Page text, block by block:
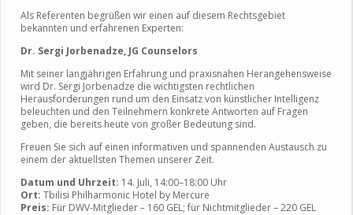
Als Referenten begrüßen wir einen auf diesem Rechtsgebiet
bekannten und erfahrenen Experten:
Dr. Sergi Jorbenadze, JG Counselors
Mit seiner langjährigen Erfahrung und praxisnahen Herangehensweise
wird Dr. Sergi Jorbenadze die wichtigsten rechtlichen
Herausforderungen rund um den Einsatz von künstlicher Intelligenz
beleuchten und den Teilnehmern konkrete Antworten auf Fragen
geben, die bereits heute von großer Bedeutung sind.
Freuen Sie sich auf einen informativen und spannenden Austausch zu
einem der aktuellsten Themen unserer Zeit.
Datum und Uhrzeit: 14. Juli, 14:00–18:00 Uhr
Ort: Tbilisi Philharmonic Hotel by Mercure
Preis: Für DWV-Mitglieder – 160 GEL; für Nichtmitglieder – 220 GEL